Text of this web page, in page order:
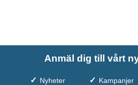
Anmäl dig till vårt
Nyheter Kampanjer